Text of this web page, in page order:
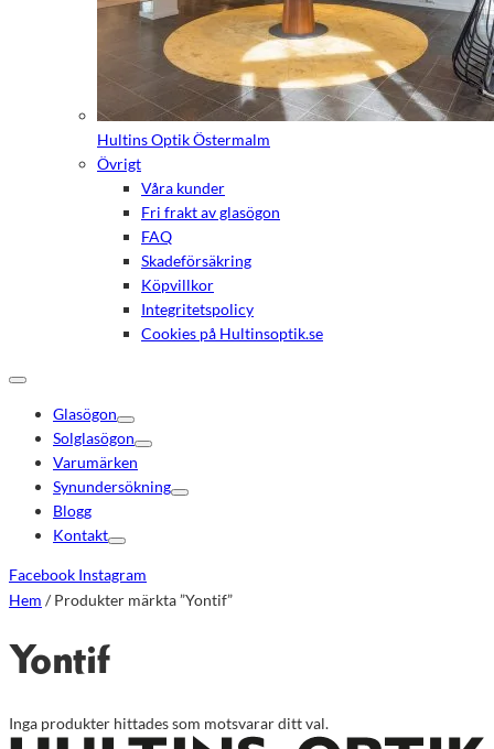
Hultins Optik Östermalm
Övrigt
Våra kunder
Fri frakt av glasögon
FAQ
Skadeförsäkring
Köpvillkor
Integritetspolicy
Cookies på Hultinsoptik.se
Glasögon
Solglasögon
Varumärken
Synundersökning
Blogg
Kontakt
Facebook Instagram
Hem / Produkter märkta ”Yontif”
Yontif
Inga produkter hittades som motsvarar ditt val.